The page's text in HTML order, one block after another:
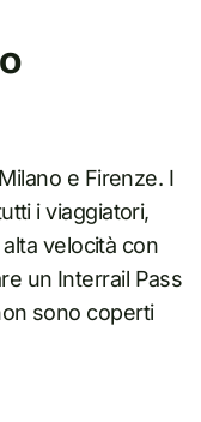
e Firenze. I
i viaggiatori,
velocità con
un Interrail Pass
sono coperti